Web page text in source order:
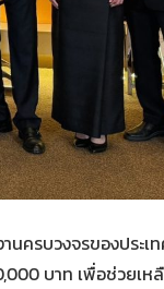
นครบวงจรของประ
บาท เพื่อช่วยเ